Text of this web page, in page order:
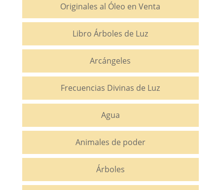
Originales al Óleo en Venta
Libro Árboles de Luz
Arcángeles
Frecuencias Divinas de Luz
Agua
Animales de poder
Árboles